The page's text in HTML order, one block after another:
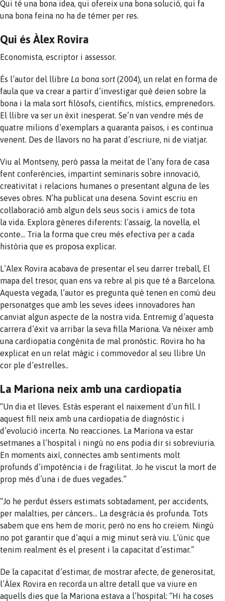
Qui té una bona idea, qui ofereix una bona solució, qui fa
una bona feina no ha de témer per res.
Qui és Àlex Rovira
Economista, escriptor i assessor.
És l’autor del llibre La bona sort(2004), un relat en forma de
faula que va crear a partir d’investigar què deien sobre la
bona i la mala sort filòsofs, científics, místics, emprenedors.
El llibre va ser un èxit inesperat. Se’n van vendre més de
quatre milions d’exemplars a quaranta països, i es continua
venent. Des de llavors no ha parat d’escriure, ni de viatjar.
Viu al Montseny, però passa la meitat de l’any fora de casa
fent conferències, impartint seminaris sobre innovació,
creativitat i relacions humanes o presentant alguna de les
seves obres. N’ha publicat una desena. Sovint escriu en
col·laboració amb algun dels seus socis i amics de tota
la vida. Explora gèneres diferents: l’assaig, la novel·la, el
conte… Tria la forma que creu més efectiva per a cada
història que es proposa explicar.
L’Alex Rovira acabava de presentar el seu darrer treball, El
mapa del tresor, quan ens va rebre al pis que té a Barcelona.
Aquesta vegada, l’autor es pregunta què tenen en comú deu
personatges que amb les seves idees innovadores han
canviat algun aspecte de la nostra vida. Entremig d’aquesta
carrera d’èxit va arribar la seva filla Mariona. Va néixer amb
una cardiopatia congènita de mal pronòstic. Rovira ho ha
explicat en un relat màgic i commovedor al seu llibre Un
cor ple d’estrelles..
La Mariona neix amb una cardiopatia
“Un dia et lleves. Estàs esperant el naixement d’un fill. I
aquest fill neix amb una cardiopatia de diagnòstic i
d’evolució incerta. No reacciones. La Mariona va estar
setmanes a l’hospital i ningú no ens podia dir si sobreviuria.
En moments així, connectes amb sentiments molt
profunds d’impotència i de fragilitat. Jo he viscut la mort de
prop més d’una i de dues vegades.”
“Jo he perdut éssers estimats sobtadament, per accidents,
per malalties, per càncers… La desgràcia és profunda. Tots
sabem que ens hem de morir, però no ens ho creiem. Ningú
no pot garantir que d’aquí a mig minut serà viu. L’únic que
tenim realment és el present i la capacitat d’estimar.”
De la capacitat d’estimar, de mostrar afecte, de generositat,
l’Àlex Rovira en recorda un altre detall que va viure en
aquells dies que la Mariona estava a l’hospital: “Hi ha coses